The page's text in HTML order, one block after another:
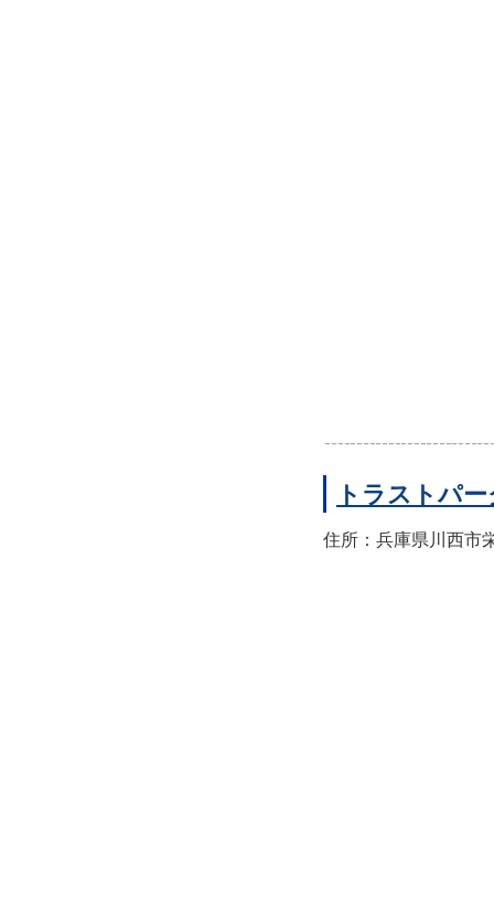
トラストパ
住所：兵庫県川西市